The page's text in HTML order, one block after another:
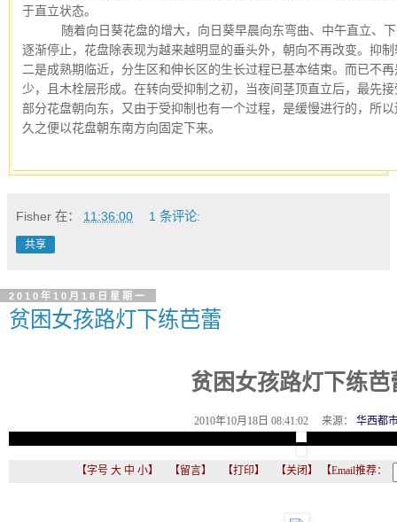
于直立状态。
　　随着向日葵花盘的增大，向日葵早晨向东弯曲、中午直立、
逐渐停止，花盘除表现为越来越明显的垂头外，朝向不再改变。抑
二是成熟期临近，分生区和伸长区的生长过程已基本结束。而已不
少，且木栓层形成。在转向受抑制之初，当夜间茎顶直立后，最先
部分花盘朝向东，又由于受抑制也有一个过程，是缓慢进行的，所
久之便以花盘朝东南方向固定下来。
Fisher 在： 11:36:00 1 条评论:
共享
2010年10月18日星期一
贫困女孩路灯下练芭蕾
贫困女孩路灯下练芭
2010年10月18日 08:41:02 来源： 华西都
【字号 大 中 小】 【留言】 【打印】 【关闭】 【Email推荐：